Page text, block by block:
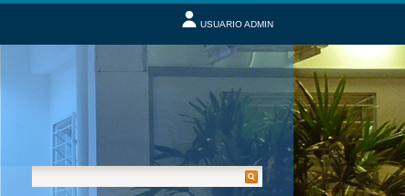
USUARIO ADMIN